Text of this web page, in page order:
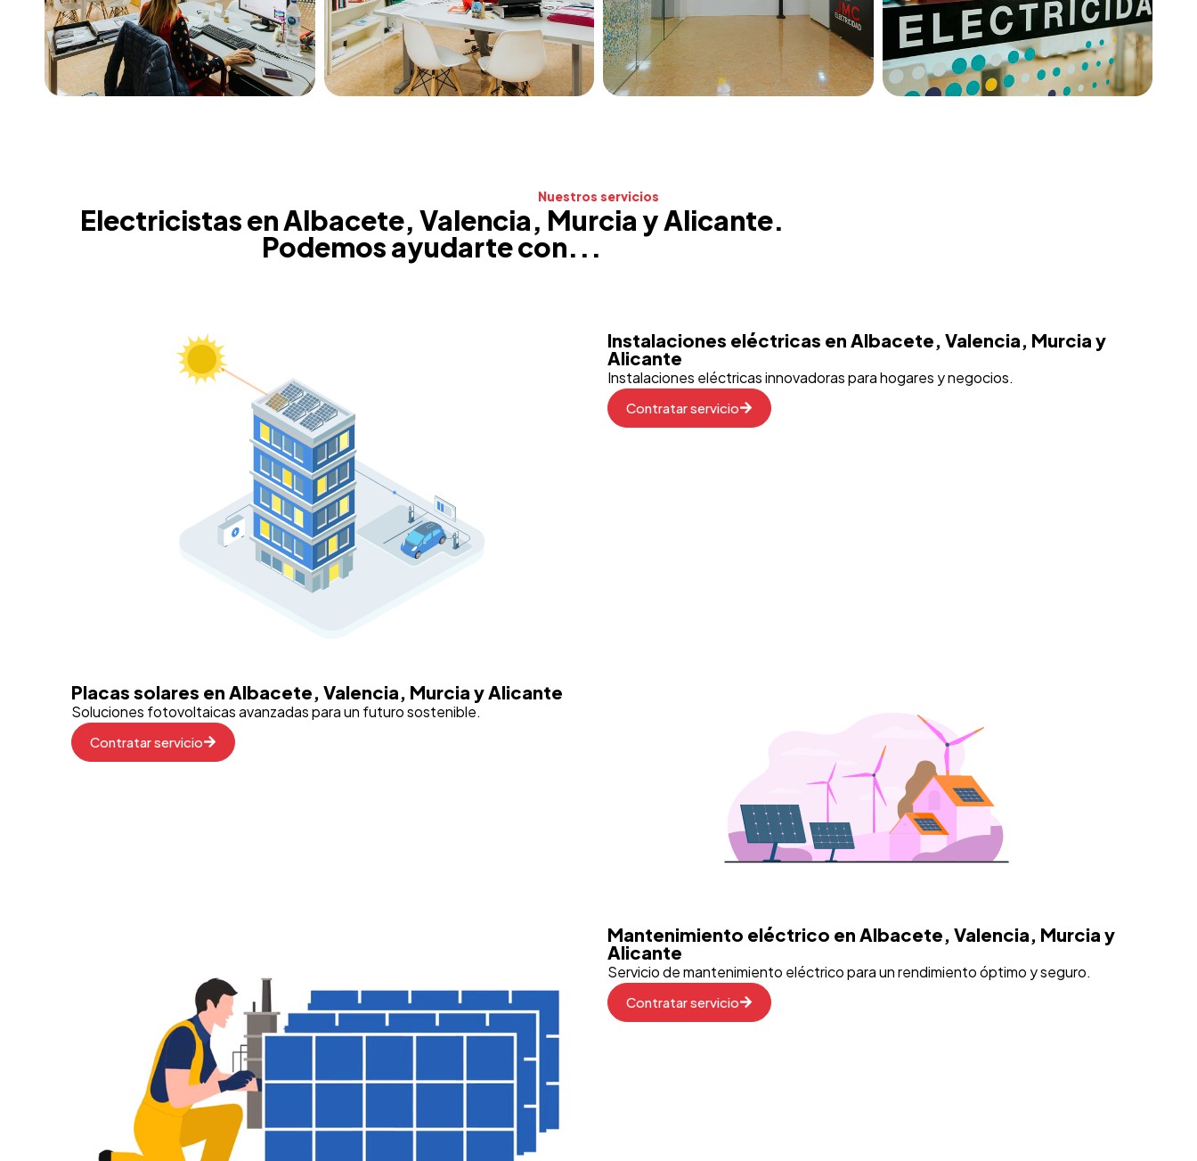
Nuestros servicios
Electricistas en Albacete, Valencia, Murcia y Alicante.
Podemos ayudarte con...
Instalaciones eléctricas en Albacete, Valencia, Murcia y
Alicante
Instalaciones eléctricas innovadoras para hogares y negocios.
Contratar servicio
Placas solares en Albacete, Valencia, Murcia y Alicante
Soluciones fotovoltaicas avanzadas para un futuro sostenible.
Contratar servicio
Mantenimiento eléctrico en Albacete, Valencia, Murcia y
Alicante
Servicio de mantenimiento eléctrico para un rendimiento óptimo y seguro.
Contratar servicio